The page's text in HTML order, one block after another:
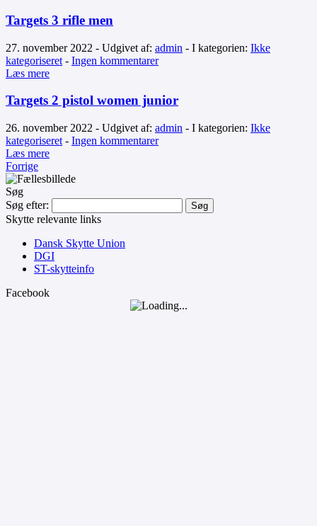
Targets 3 rifle men
27. november 2022 - Udgivet af: admin - I kategorien: Ikke
kategoriseret - Ingen kommentarer
Læs mere
Targets 2 pistol women junior
26. november 2022 - Udgivet af: admin - I kategorien: Ikke
kategoriseret - Ingen kommentarer
Læs mere
Forrige
Søg
Søg efter:
Skytte relevante links
Dansk Skytte Union
DGI
ST-skytteinfo
Facebook